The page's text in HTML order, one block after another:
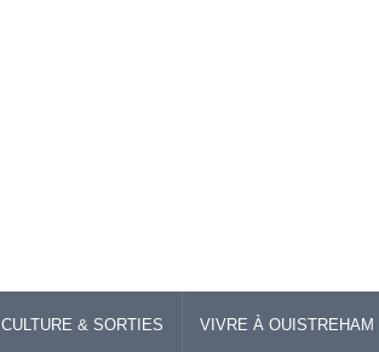
CULTURE & SORTIES VIVRE À OUISTREHAM